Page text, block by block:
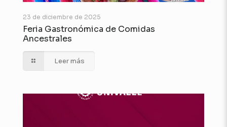
23 de diciembre de 2025
Feria Gastronómica de Comidas
Ancestrales
Leer más